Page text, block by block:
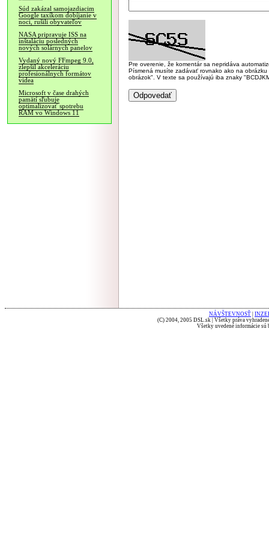
Súd zakázal samojazdiacim
Google taxíkom dobíjanie v
noci, rušili obyvateľov
NASA pripravuje ISS na
inštaláciu posledných
nových solárnych panelov
Vydaný nový FFmpeg 9.0,
zlepšil akceleráciu
profesionálnych formátov
videa
Microsoft v čase drahých
pamätí sľubuje
optimalizovať spotrebu
RAM vo Windows 11
Pre overenie, že komentár sa nepridáva
Písmená musíte zadávať rovnako ako na
obrázok". V texte sa používajú iba znaky
NÁVŠTEVNOSŤ
(C) 2004, 2005 DSL.sk | Všetky práva
Všetky uvedené informácie sú